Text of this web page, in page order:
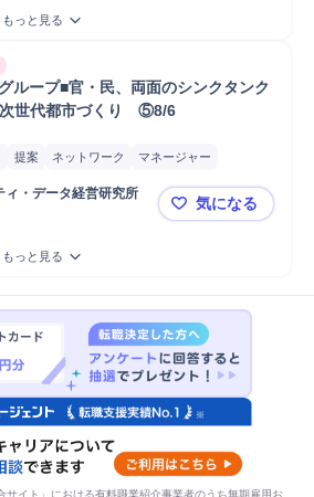
もっと見る
ループ■官・民、両面のシンクタンク
世代都市づくり　⑤8/6
提案 ネットワーク
マネージャー
マーケティング
コンサルタント
ィ・データ経営研究所
【日本最大
気になる
もっと見る
イト」における有料職業紹介事業者のうち無期雇用お